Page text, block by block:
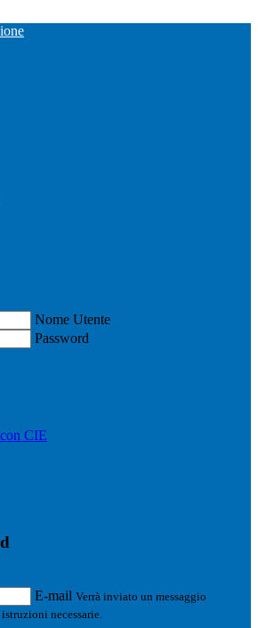
Nome Utente
Password
CIE
E-mail Verrà inviato un messaggio
necessarie.